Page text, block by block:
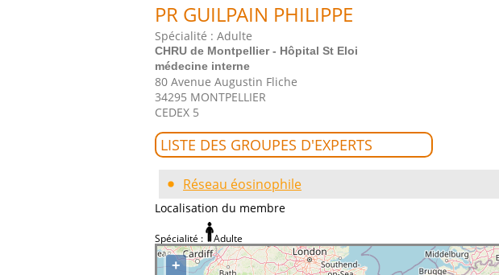
PR GUILPAIN PHILIPPE
Spécialité : Adulte
CHRU de Montpellier - Hôpital St Eloi
médecine interne
80 Avenue Augustin Fliche
34295 MONTPELLIER
CEDEX 5
LISTE DES GROUPES D'EXPERTS
Réseau éosinophile
Localisation du membre
Spécialité : Adulte
+